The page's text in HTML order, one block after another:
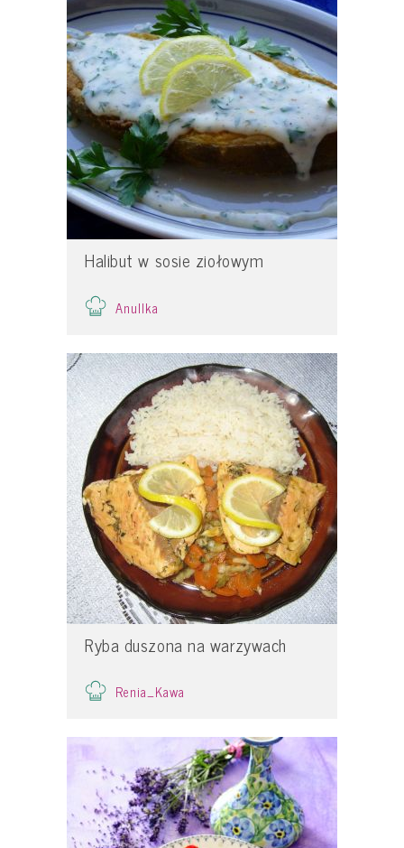
Halibut w sosie ziołowym
Anullka
Ryba duszona na warzywach
Renia_Kawa